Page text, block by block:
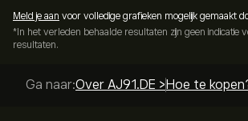
Meld je aan voor volledige grafieken mogelijk gemaakt
*In het verleden behaalde resultaten zijn geen indicatie
resultaten.
Ga naar:Over AJ91.DE > Hoe te